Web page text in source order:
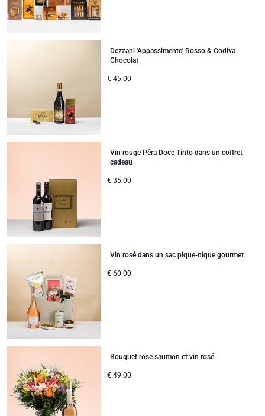
Dezzani 'Appassimento' Rosso & Godiva
Chocolat
€ 45.00
Vin rouge Pêra Doce Tinto dans un coffret
cadeau
€ 35.00
Vin rosé dans un sac pique-nique gourmet
€ 60.00
Bouquet rose saumon et vin rosé
€ 49.00